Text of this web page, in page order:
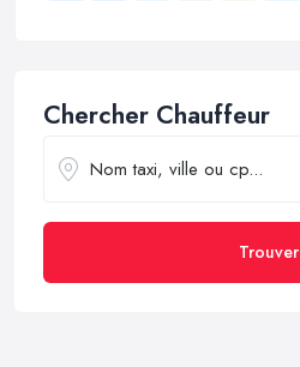
Chercher Chauffeur
Trouver